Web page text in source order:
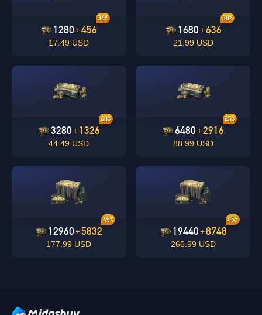
1280 +456
36%
17.49 USD
1680+636
38%
21.99 USD
3280+1326
40%
44.49 USD
6480+2916
45%
88.99 USD
12960 +5832
45%
177.99 USD
19440+8748
45%
266.99 USD